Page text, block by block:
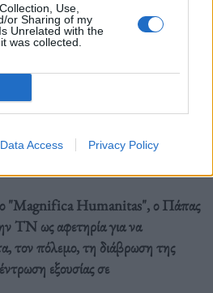
Use,
or Sharing of my
Unrelated with the
was collected.
Data Access Privacy Policy
η εγκύκλιος για την
τη δημοκρατία και τη
"Magnifica Humanitas", ο Πάπας
ΤΝ ως αφετηρία για να
τον πόλεμο, τη διάβρωση της
εξουσίας σε